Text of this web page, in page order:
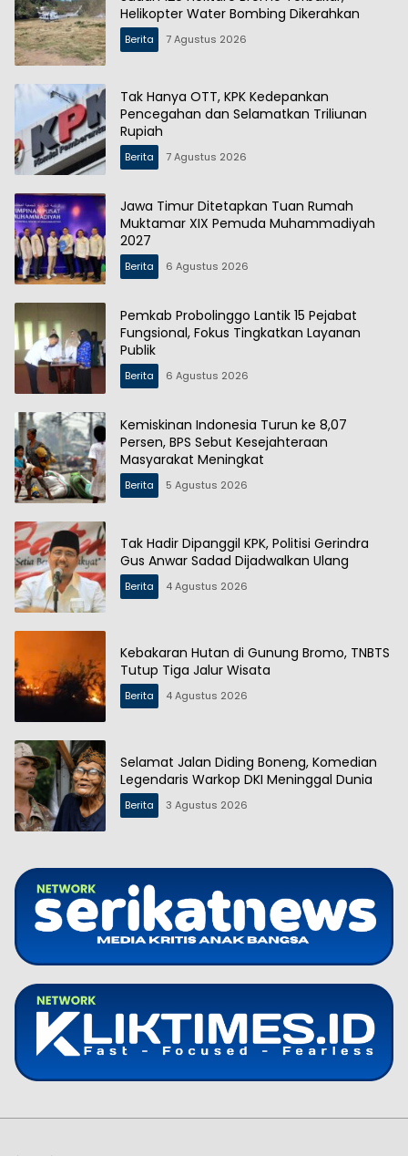
Helikopter Water Bombing Dikerahkan
Berita 7 Agustus 2026
Tak Hanya OTT, KPK Kedepankan
Pencegahan dan Selamatkan Triliunan
Rupiah
Berita 7 Agustus 2026
Jawa Timur Ditetapkan Tuan Rumah
Muktamar XIX Pemuda Muhammadiyah
2027
Berita 6 Agustus 2026
Pemkab Probolinggo Lantik 15 Pejabat
Fungsional, Fokus Tingkatkan Layanan
Publik
Berita 6 Agustus 2026
Kemiskinan Indonesia Turun ke 8,07
Persen, BPS Sebut Kesejahteraan
Masyarakat Meningkat
Berita 5 Agustus 2026
Tak Hadir Dipanggil KPK, Politisi Gerindra
Gus Anwar Sadad Dijadwalkan Ulang
Berita 4 Agustus 2026
Kebakaran Hutan di Gunung Bromo, TNBTS
Tutup Tiga Jalur Wisata
Berita 4 Agustus 2026
Selamat Jalan Diding Boneng, Komedian
Legendaris Warkop DKI Meninggal Dunia
Berita 3 Agustus 2026